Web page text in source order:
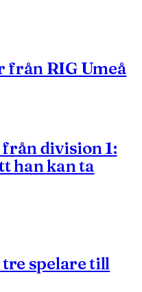
från RIG Umeå
division 1:
han kan ta
spelare till